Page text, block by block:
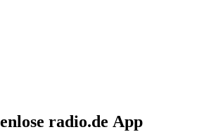
radio.de App